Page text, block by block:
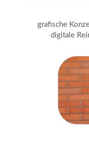
grafische
digitale